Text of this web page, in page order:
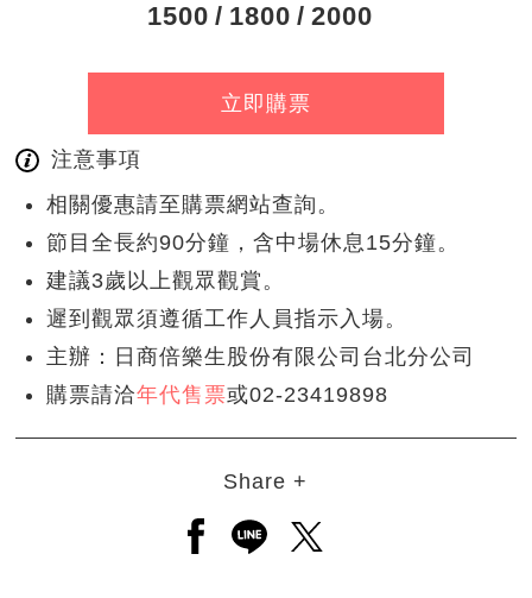
1500
1800 2000
立即購票
注意事項
相關優惠請至購票網站查詢。
節目全長約90分鐘，含中場休息15分鐘。
建議3歲以上觀眾觀賞。
遲到觀眾須遵循工作人員指示入場。
主辦：日商倍樂生股份有限公司台北分公司
購票請洽年代售票或02-23419898
Share +
另開新視窗分享至facebook
另開新視窗分享至line
另開新視窗分享至